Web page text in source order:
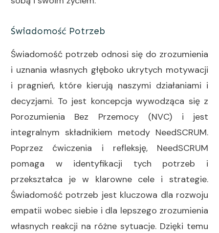
Świadomość Potrzeb
Świadomość potrzeb odnosi się do zrozumienia
i uznania własnych głęboko ukrytych motywacji
i pragnień, które kierują naszymi działaniami i
decyzjami. To jest koncepcja wywodząca się z
Porozumienia Bez Przemocy (NVC) i jest
integralnym składnikiem metody NeedSCRUM.
Poprzez ćwiczenia i refleksję, NeedSCRUM
pomaga w identyfikacji tych potrzeb i
przekształca je w klarowne cele i strategie.
Świadomość potrzeb jest kluczowa dla rozwoju
empatii wobec siebie i dla lepszego zrozumienia
własnych reakcji na różne sytuacje. Dzięki temu